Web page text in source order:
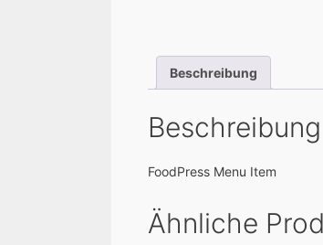
Beschreibung
Beschreibung
FoodPress Menu Item
Ähnliche